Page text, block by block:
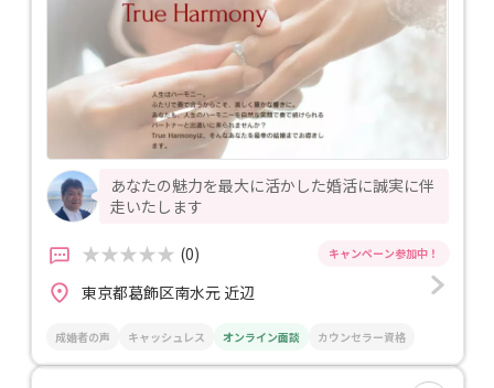
あなたの魅力を最大に活かした婚活に誠実に伴
走いたします
(0)
東京都葛飾区南水元 近辺
成婚者の声 キャッシュレス オンライン面談 カウンセラー資格